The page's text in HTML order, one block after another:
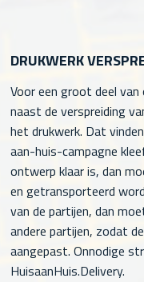
DRUKWERK
Voor een groot deel
naast de verspreiding
het drukwerk. Dat
aan-huis-campagne
ontwerp klaar is, dan
en getransporteerd
van de partijen, dan
andere partijen, zodat
aangepast. Onnodige
HuisaanHuis.Delivery.